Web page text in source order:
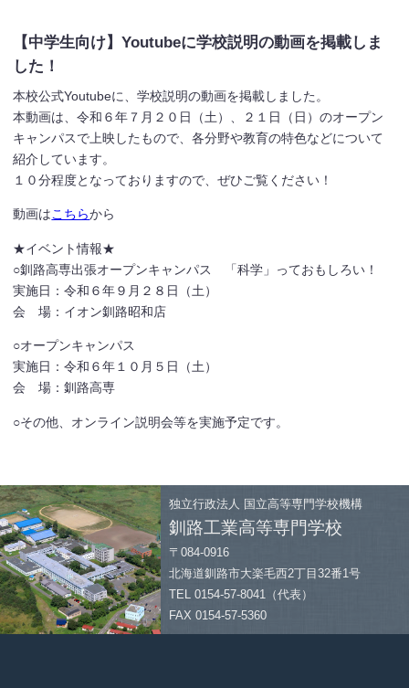
【中学生向け】Youtubeに学校説明の動画を掲載しま
した！
本校公式Youtubeに、学校説明の動画を掲載しました。
本動画は、令和６年７月２０日（土）、２１日（日）のオープン
キャンパスで上映したもので、各分野や教育の特色などについて
紹介しています。
１０分程度となっておりますので、ぜひご覧ください！
動画はこちらから
★イベント情報★
○釧路高専出張オープンキャンパス 「科学」っておもしろい！
実施日：令和６年９月２８日（土）
会 場：イオン釧路昭和店
○オープンキャンパス
実施日：令和６年１０月５日（土）
会 場：釧路高専
○その他、オンライン説明会等を実施予定です。
独立行政法人 国立高等専門学校機構
釧路工業高等専門学校
〒084-0916
北海道釧路市大楽毛西2丁目32番1号
TEL 0154-57-8041（代表）
FAX 0154-57-5360